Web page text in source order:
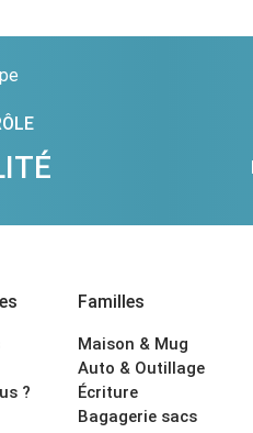
?
Familles
Maison & Mug
Auto & Outillage
Écriture
Bagagerie sacs